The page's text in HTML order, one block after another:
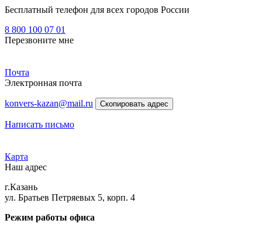
Бесплатный телефон для всех городов России
8 800 100 07 01
Перезвоните мне
Почта
Электронная почта
konvers-kazan@mail.ru Скопировать адрес
Написать письмо
Карта
Наш адрес
г.Казань
ул. Братьев Петряевых 5, корп. 4
Режим работы офиса